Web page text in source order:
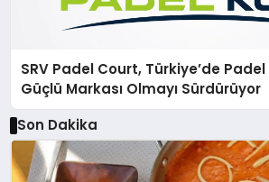
SRV Padel Court, Türkiye’de Padel
Güçlü Markası Olmayı Sürdürüyor
Son Dakika